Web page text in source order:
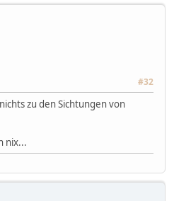
#32
zu den Sichtungen von
nix...